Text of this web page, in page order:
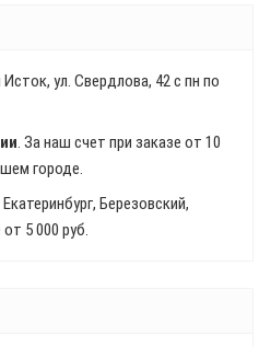
ул. Свердлова, 42 с пн по
. За наш счет при заказе от 10
городе.
Екатеринбург, Березовский,
5 000 руб.